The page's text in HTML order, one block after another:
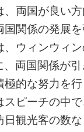
、両国が良い
関係の発展
ウィンウィ
両国関係が
的な努力を
ピーチの中
観光客の数